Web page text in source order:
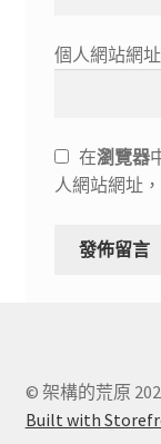
個人網站網址
在瀏覽器
人網站網址
© 架構的荒原
Built with